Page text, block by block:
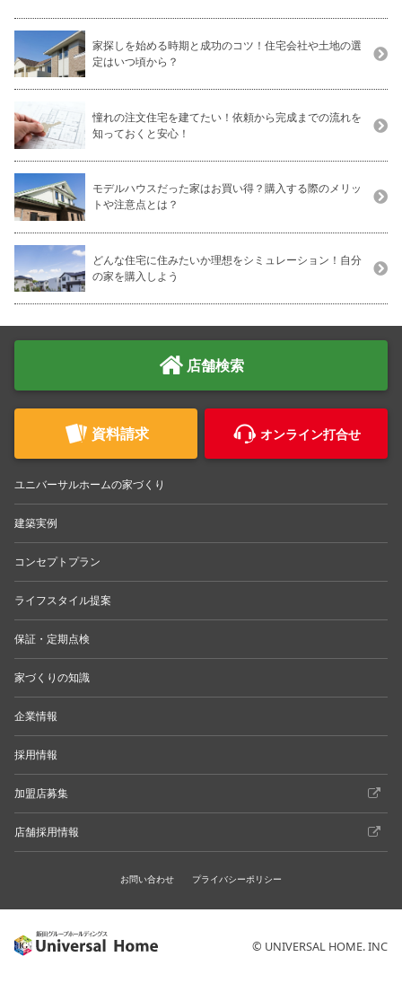
家探しを始める時期と成功のコツ！住宅会社や土地の選
定はいつ頃から？
憧れの注文住宅を建てたい！依頼から完成までの流れを
知っておくと安心！
モデルハウスだった家はお買い得？購入する際のメリッ
トや注意点とは？
どんな住宅に住みたいか理想をシミュレーション！自分
の家を購入しよう
店舗検索
資料請求 オンライン打合せ
ユニバーサルホームの家づくり
建築実例
コンセプトプラン
ライフスタイル提案
保証・定期点検
家づくりの知識
企業情報
採用情報
加盟店募集
店舗採用情報
お問い合わせ プライバシーポリシー
© UNIVERSAL HOME. INC